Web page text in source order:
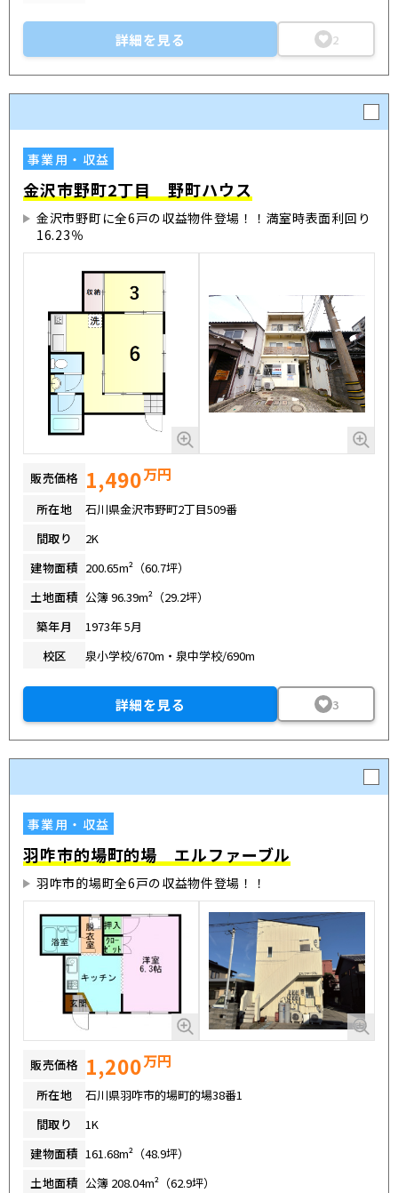
詳細を見る 2
事業用・収益
金沢市野町2丁目 野町ハウス
金沢市野町に全6戸の収益物件登場！！満室時表面利回り
16.23％
販売価格 1,490万円
所在地
石川県金沢市野町2丁目509番
間取り
2K
建物面積 200.65m²（60.7坪）
土地面積 公簿 96.39m²（29.2坪）
築年月
1973年 5月
校区
泉小学校/670m・泉中学校/690m
詳細を見る 3
事業用・収益
羽咋市的場町的場 エルファーブル
羽咋市的場町全6戸の収益物件登場！！
販売価格 1,200万円
所在地
石川県羽咋市的場町的場38番1
間取り
1K
建物面積 161.68m²（48.9坪）
土地面積 公簿 208.04m²（62.9坪）